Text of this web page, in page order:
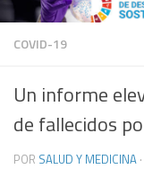
COVID-19
Un informe
de fallecidos
POR SALUD Y MEDICINA ·